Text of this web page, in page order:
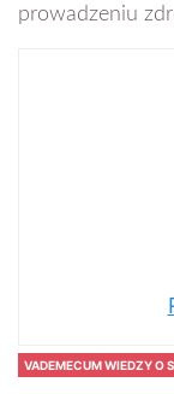
prowadzeniu
VADEMECUM WIEDZY O